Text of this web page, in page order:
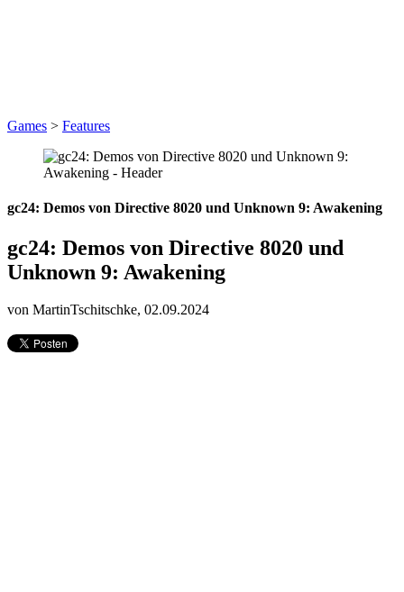
Games > Features
gc24: Demos von Directive 8020 und Unknown 9: Awakening
gc24: Demos von Directive 8020 und
Unknown 9: Awakening
von MartinTschitschke, 02.09.2024